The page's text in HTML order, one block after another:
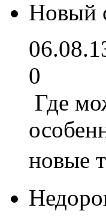
Новый
0
Где
новые